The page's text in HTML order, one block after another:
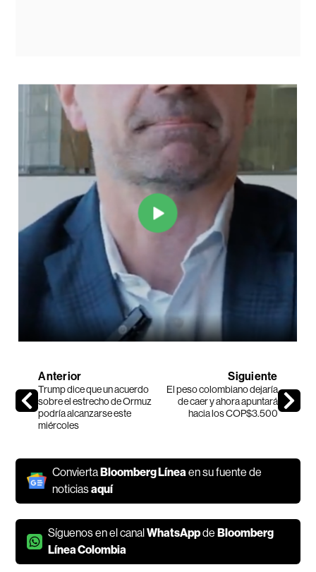
Anterior
Trump dice que un acuerdo
sobre el estrecho de Ormuz
podría alcanzarse este
miércoles
Siguiente
El peso colombiano dejaría
de caer y ahora apuntará
hacia los COP$3.500
ConviertaBloomberg Línea en su fuente de
noticiasaquí
Síguenos en el canalWhatsAppdeBloomberg
Línea Colombia